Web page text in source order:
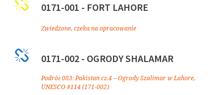
0171-001 - FORT LAHORE
Zwiedzone, czeka na opracowanie
0171-002 - OGRODY SHALAMAR
Podróż 083: Pakistan cz.4 – Ogrody Szalimar w Lahore,
UNESCO #114 (171-002)